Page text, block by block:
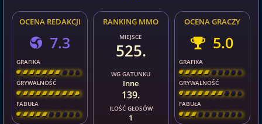
RANKING MMO
MIEJSCE
525.
WG GATUNKU
Inne
139.
ILOŚĆ GŁOSÓW
1
OCENA GRACZY
5.0
GRAFIKA
[ \ \ \ \ \ \ \ \ ]
GRYWALNOŚĆ
[ \ \ \ \ \ \ \ \ ]
FABUŁA
[ \ \ \ \ \ \ \ \ ]
OCENA REDAKCJI
7.3
GRAFIKA
[ \ \ \ \ \ \ \ \ ]
GRYWALNOŚĆ
[ \ \ \ \ \ \ \ \ ]
FABUŁA
[ \ \ \ \ \ \ \ \ ]